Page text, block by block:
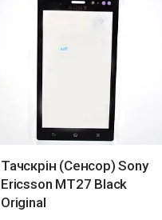
Тачскрін (Сенсор) Sony
Ericsson MT27 Black
Original